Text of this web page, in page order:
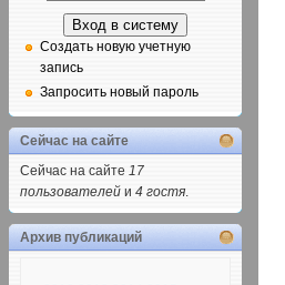
Создать новую учетную
запись
Запросить новый пароль
Сейчас на сайте
Сейчас на сайте 17
пользователей и 4 гостя.
Архив публикаций